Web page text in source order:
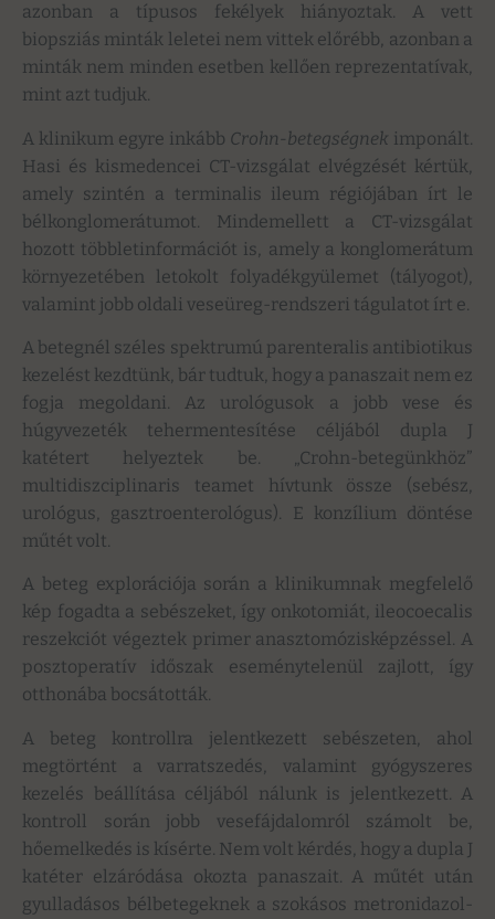
azonban a típusos fekélyek hiányoztak. A vett
biopsziás minták leletei nem vittek előrébb, azonban a
minták nem minden esetben kellően reprezentatívak,
mint azt tudjuk.
A klinikum egyre inkább Crohn-betegségnek imponált.
Hasi és kismedencei CT-vizsgálat elvégzését kértük,
amely szintén a terminalis ileum régiójában írt le
bélkonglomerátumot. Mindemellett a CT-vizsgálat
hozott többletinformációt is, amely a konglomerátum
környezetében letokolt folyadékgyülemet (tályogot),
valamint jobb oldali veseüreg-rendszeri tágulatot írt e.
A betegnél széles spektrumú parenteralis antibiotikus
kezelést kezdtünk, bár tudtuk, hogy a panaszait nem ez
fogja megoldani. Az urológusok a jobb vese és
húgyvezeték tehermentesítése céljából dupla J
katétert helyeztek be. „Crohn-betegünkhöz”
multidiszciplinaris teamet hívtunk össze (sebész,
urológus, gasztroenterológus). E konzílium döntése
műtét volt.
A beteg explorációja során a klinikumnak megfelelő
kép fogadta a sebészeket, így onkotomiát, ileocoecalis
reszekciót végeztek primer anasztomózisképzéssel. A
posztoperatív időszak eseménytelenül zajlott, így
otthonába bocsátották.
A beteg kontrollra jelentkezett sebészeten, ahol
megtörtént a varratszedés, valamint gyógyszeres
kezelés beállítása céljából nálunk is jelentkezett. A
kontroll során jobb vesefájdalomról számolt be,
hőemelkedés is kísérte. Nem volt kérdés, hogy a dupla J
katéter elzáródása okozta panaszait. A műtét után
gyulladásos bélbetegeknek a szokásos metronidazol-